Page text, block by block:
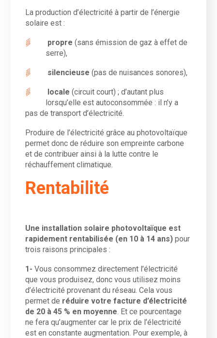
La production d’électricité à partir de l’énergie
solaire est :
propre (sans émission de gaz à effet de
serre),
silencieuse (pas de nuisances sonores),
locale (circuit court) ; d’autant plus
lorsqu’elle est autoconsommée : il n’y a
pas de transport d’électricité.
Produire de l’électricité grâce au photovoltaïque
permet donc de réduire son empreinte carbone
et de contribuer ainsi à la lutte contre le
réchauffement climatique.
Rentabilité
Une installation solaire photovoltaïque est
rapidement rentabilisée (en 10 à 14 ans) pour
trois raisons principales :
1- Vous consommez directement l’électricité
que vous produisez, donc vous utilisez moins
d’électricité provenant du réseau. Cela vous
permet de réduire votre facture d’électricité
de 20 à 45 % en moyenne . Et ce pourcentage
ne fera qu’augmenter car le prix de l’électricité
est en constante augmentation. Pour exemple, à